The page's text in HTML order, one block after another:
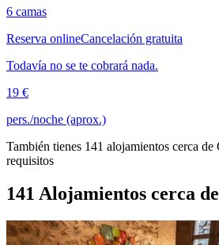
6 camas
Reserva onlineCancelación gratuita
Todavía no se te cobrará nada.
19 €
pers./noche (aprox.)
También tienes 141 alojamientos cerca de
requisitos
141 Alojamientos cerca